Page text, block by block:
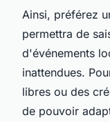
Ainsi, préférez
permettra de
d'événements
inattendues.
libres ou des
de pouvoir